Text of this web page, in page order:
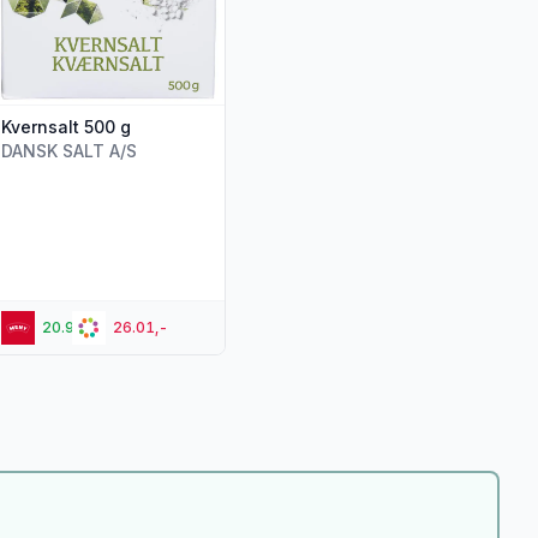
Kvernsalt 500 g
DANSK SALT A/S
20.90,- 26.01,-